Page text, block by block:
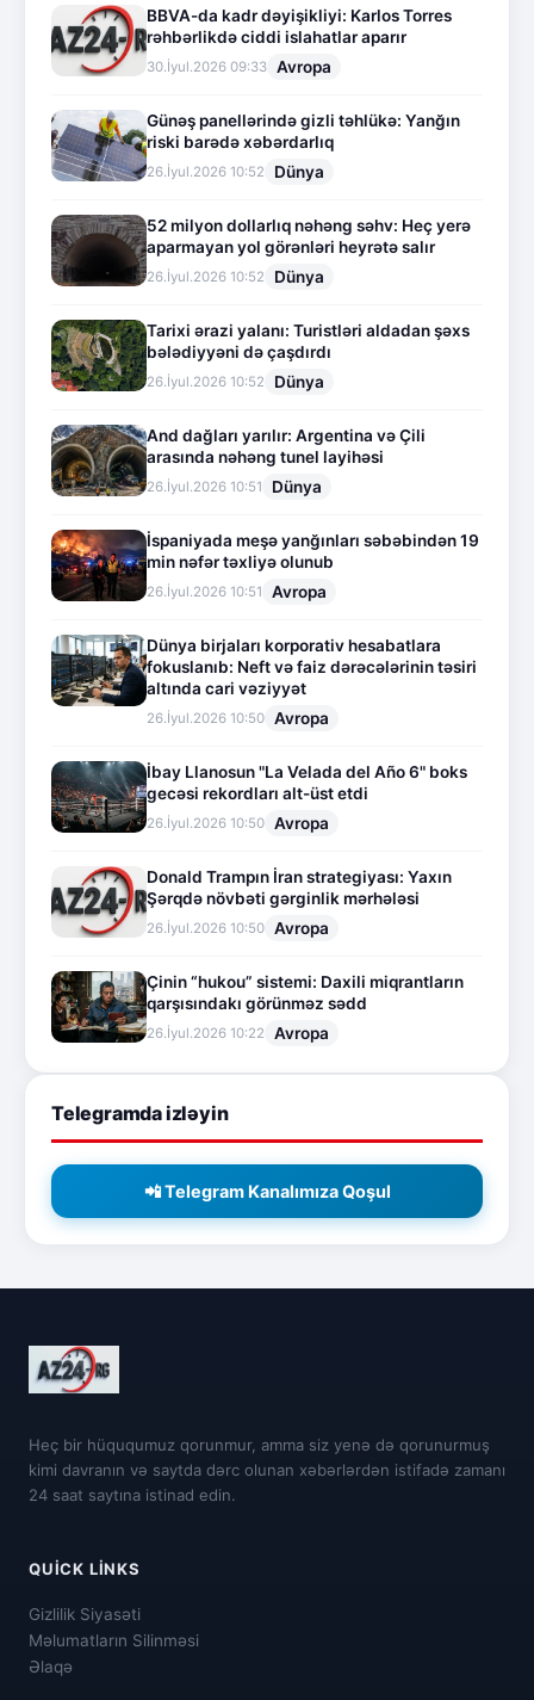
BBVA-da kadr dəyişikliyi: Karlos Torres
rəhbərlikdə ciddi islahatlar aparır
30.İyul.2026 09:33 Avropa
Günəş panellərində gizli təhlükə: Yanğın
riski barədə xəbərdarlıq
26.İyul.2026 10:52 Dünya
52 milyon dollarlıq nəhəng səhv: Heç yerə
aparmayan yol görənləri heyrətə salır
26.İyul.2026 10:52 Dünya
Tarixi ərazi yalanı: Turistləri aldadan şəxs
bələdiyyəni də çaşdırdı
26.İyul.2026 10:52 Dünya
And dağları yarılır: Argentina və Çili
arasında nəhəng tunel layihəsi
26.İyul.2026 10:51 Dünya
İspaniyada meşə yanğınları səbəbindən 19
min nəfər təxliyə olunub
26.İyul.2026 10:51 Avropa
Dünya birjaları korporativ hesabatlara
fokuslanıb: Neft və faiz dərəcələrinin təsiri
altında cari vəziyyət
26.İyul.2026 10:50 Avropa
İbay Llanosun "La Velada del Año 6" boks
gecəsi rekordları alt-üst etdi
26.İyul.2026 10:50 Avropa
Donald Trampın İran strategiyası: Yaxın
Şərqdə növbəti gərginlik mərhələsi
26.İyul.2026 10:50 Avropa
Çinin “hukou” sistemi: Daxili miqrantların
qarşısındakı görünməz sədd
26.İyul.2026 10:22 Avropa
Telegramda izləyin
📲 Telegram Kanalımıza Qoşul
Heç bir hüququmuz qorunmur, amma siz yenə də qorunurmuş
kimi davranın və saytda dərc olunan xəbərlərdən istifadə zamanı
24 saat saytına istinad edin.
QUICK LINKS
Gizlilik Siyasəti
Məlumatların Silinməsi
Əlaqə